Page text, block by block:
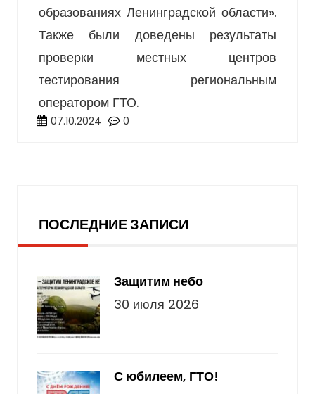
07.10.2024 0
образованиях Ленинградской области».
Также были доведены результаты
проверки местных центров
тестирования региональным
оператором ГТО.
ПОСЛЕДНИЕ ЗАПИСИ
Защитим небо
30 июля 2026
С юбилеем, ГТО!